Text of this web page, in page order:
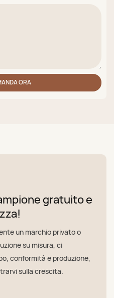
ORA
gratuito e
un marchio privato o
su misura, ci
conformità e produzione,
sulla crescita.